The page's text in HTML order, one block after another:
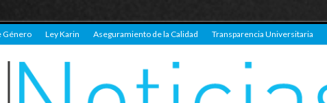
Género Ley Karin Aseguramiento de la Calidad Transparencia Universitaria